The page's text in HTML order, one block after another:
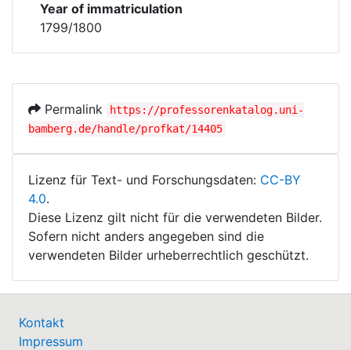
Year of immatriculation
1799/1800
Permalink
https://professorenkatalog.uni-
bamberg.de/handle/profkat/14405
Lizenz für Text- und Forschungsdaten: CC-BY
4.0.
Diese Lizenz gilt nicht für die verwendeten Bilder.
Sofern nicht anders angegeben sind die
verwendeten Bilder urheberrechtlich geschützt.
Kontakt
Impressum